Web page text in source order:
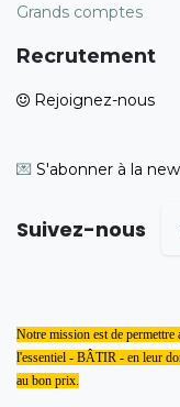
Grands comptes
Recrutement
Rejoignez-nous
💌 S'abonner à la
Suivez-nous
Notre mission est de
l'essentiel - BÂTIR - en leur
au bon prix.